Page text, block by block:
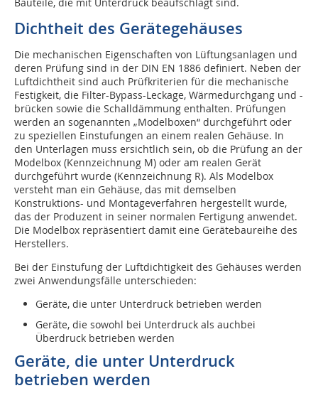
Bauteile, die mit Unterdruck beaufschlagt sind.
Dichtheit des Gerätegehäuses
Die mechanischen Eigenschaften von Lüftungsanlagen und
deren Prüfung sind in der DIN EN 1886 definiert. Neben der
Luftdichtheit sind auch Prüfkriterien für die mechanische
Festigkeit, die Filter-Bypass-Leckage, Wärmedurchgang und -
brücken sowie die Schalldämmung enthalten. Prüfungen
werden an sogenannten „Modelboxen“ durchgeführt oder
zu speziellen Einstufungen an einem realen Gehäuse. In
den Unterlagen muss ersichtlich sein, ob die Prüfung an der
Modelbox (Kennzeichnung M) oder am realen Gerät
durchgeführt wurde (Kennzeichnung R). Als Modelbox
versteht man ein Gehäuse, das mit demselben
Konstruktions- und Montageverfahren hergestellt wurde,
das der Produzent in seiner normalen Fertigung anwendet.
Die Modelbox repräsentiert damit eine Gerätebaureihe des
Herstellers.
Bei der Einstufung der Luftdichtigkeit des Gehäuses werden
zwei Anwendungsfälle unterschieden:
Geräte, die unter Unterdruck betrieben werden
Geräte, die sowohl bei Unterdruck als auchbei
Überdruck betrieben werden
Geräte, die unter Unterdruck
betrieben werden